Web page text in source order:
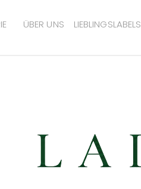
ÜBER UNS LIEBLINGSLABELS